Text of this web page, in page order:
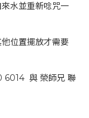
水並重新唸咒一
位置擺放才需要
6014 與 榮師兄 聯